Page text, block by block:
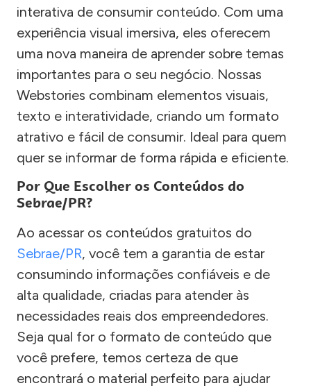
interativa de consumir conteúdo. Com uma
experiência visual imersiva, eles oferecem
uma nova maneira de aprender sobre temas
importantes para o seu negócio. Nossas
Webstories combinam elementos visuais,
texto e interatividade, criando um formato
atrativo e fácil de consumir. Ideal para quem
quer se informar de forma rápida e eficiente.
Por Que Escolher os Conteúdos do
Sebrae/PR?
Ao acessar os conteúdos gratuitos do
Sebrae/PR, você tem a garantia de estar
consumindo informações confiáveis e de
alta qualidade, criadas para atender às
necessidades reais dos empreendedores.
Seja qual for o formato de conteúdo que
você prefere, temos certeza de que
encontrará o material perfeito para ajudar